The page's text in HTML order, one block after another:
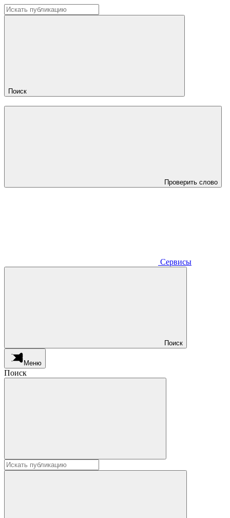
Поиск
Проверить слово
Сервисы
Поиск
Меню
Поиск